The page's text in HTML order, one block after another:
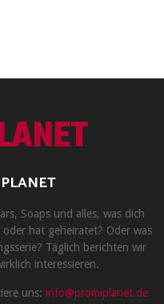
Soaps und alles, was dich
hat geheiratet? Oder was
Täglich berichten wir
interessieren.
uns: info@promiplanet.de